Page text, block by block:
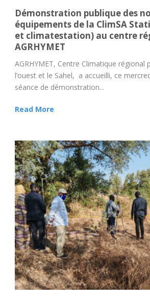
Démonstration publique des
équipements de la ClimSA
et climatestation) au centre
AGRHYMET
AGRHYMET, Centre Climatique régional
l’ouest et le Sahel, a accueilli, ce
séance de démonstration...
Read More